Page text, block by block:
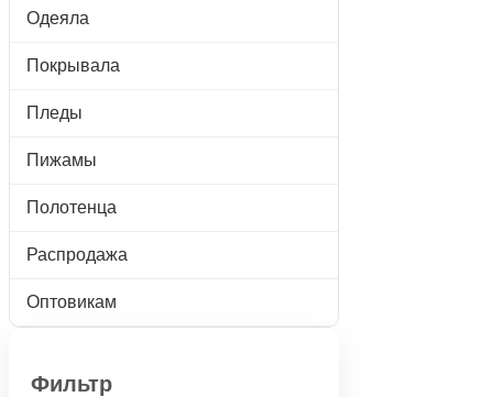
Одеяла
Покрывала
Пледы
Пижамы
Полотенца
Распродажа
Оптовикам
Фильтр